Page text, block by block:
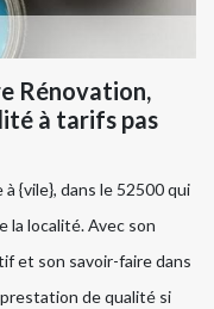
Rénovation,
à tarifs pas
{vile}, dans le 52500 qui
la localité. Avec son
et son savoir-faire dans
de qualité si